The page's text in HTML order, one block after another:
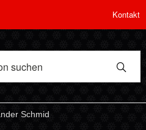
Kontakt
Schmid